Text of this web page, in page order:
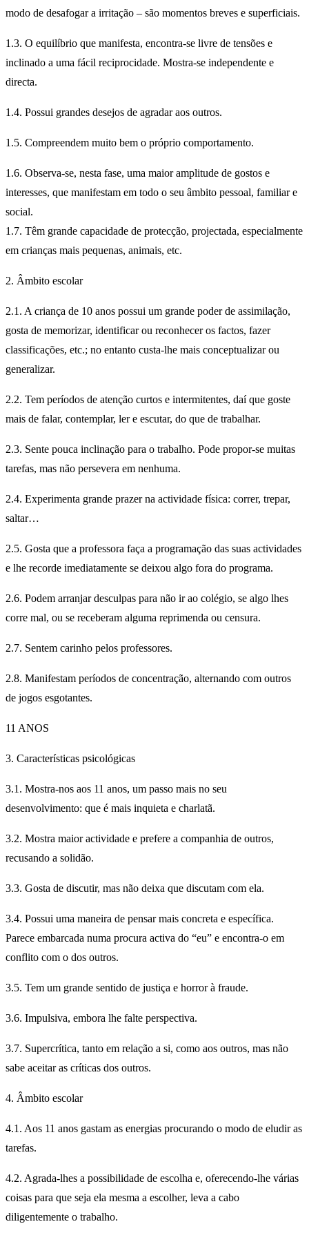
modo de desafogar a irritação – são momentos breves e superficiais.
1.3. O equilíbrio que manifesta, encontra-se livre de tensões e
inclinado a uma fácil reciprocidade. Mostra-se independente e
directa.
1.4. Possui grandes desejos de agradar aos outros.
1.5. Compreendem muito bem o próprio comportamento.
1.6. Observa-se, nesta fase, uma maior amplitude de gostos e
interesses, que manifestam em todo o seu âmbito pessoal, familiar e
social.
1.7. Têm grande capacidade de protecção, projectada, especialmente
em crianças mais pequenas, animais, etc.
2. Âmbito escolar
2.1. A criança de 10 anos possui um grande poder de assimilação,
gosta de memorizar, identificar ou reconhecer os factos, fazer
classificações, etc.; no entanto custa-lhe mais conceptualizar ou
generalizar.
2.2. Tem períodos de atenção curtos e intermitentes, daí que goste
mais de falar, contemplar, ler e escutar, do que de trabalhar.
2.3. Sente pouca inclinação para o trabalho. Pode propor-se muitas
tarefas, mas não persevera em nenhuma.
2.4. Experimenta grande prazer na actividade física: correr, trepar,
saltar…
2.5. Gosta que a professora faça a programação das suas actividades
e lhe recorde imediatamente se deixou algo fora do programa.
2.6. Podem arranjar desculpas para não ir ao colégio, se algo lhes
corre mal, ou se receberam alguma reprimenda ou censura.
2.7. Sentem carinho pelos professores.
2.8. Manifestam períodos de concentração, alternando com outros
de jogos esgotantes.
11 ANOS
3. Características psicológicas
3.1. Mostra-nos aos 11 anos, um passo mais no seu
desenvolvimento: que é mais inquieta e charlatã.
3.2. Mostra maior actividade e prefere a companhia de outros,
recusando a solidão.
3.3. Gosta de discutir, mas não deixa que discutam com ela.
3.4. Possui uma maneira de pensar mais concreta e específica.
Parece embarcada numa procura activa do “eu” e encontra-o em
conflito com o dos outros.
3.5. Tem um grande sentido de justiça e horror à fraude.
3.6. Impulsiva, embora lhe falte perspectiva.
3.7. Supercrítica, tanto em relação a si, como aos outros, mas não
sabe aceitar as críticas dos outros.
4. Âmbito escolar
4.1. Aos 11 anos gastam as energias procurando o modo de eludir as
tarefas.
4.2. Agrada-lhes a possibilidade de escolha e, oferecendo-lhe várias
coisas para que seja ela mesma a escolher, leva a cabo
diligentemente o trabalho.